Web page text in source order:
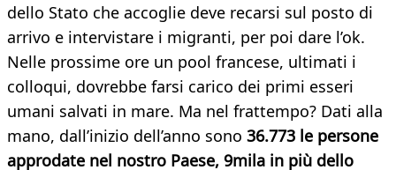
dello Stato che accoglie deve recarsi sul posto di
arrivo e intervistare i migranti, per poi dare l’ok.
Nelle prossime ore un pool francese, ultimati i
colloqui, dovrebbe farsi carico dei primi esseri
umani salvati in mare. Ma nel frattempo? Dati alla
mano, dall’inizio dell’anno sono 36.773 le persone
approdate nel nostro Paese, 9mila in più dello